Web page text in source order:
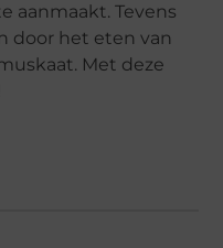
aanmaakt. Tevens
door het eten van
Met deze